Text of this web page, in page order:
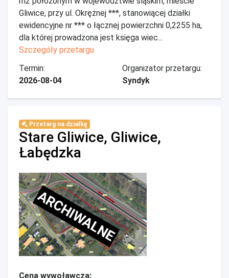
Gliwice, przy ul. Okrężnej ***, stanowiącej działki
ewidencyjne nr *** o łącznej powierzchni 0,2255 ha,
dla której prowadzona jest księga wiec...
Szczegóły przetargu
Termin:
2026-08-04
Organizator przetargu:
Syndyk
Przetarg na działkę
Stare Gliwice, Gliwice,
Łabędzka
ARCHIWALNE
Cena wywoławcza: